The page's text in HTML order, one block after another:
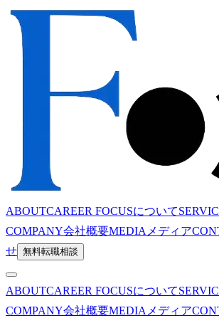
ABOUTCAREER FOCUSについて
COMPANY会社概要MEDIA メディア
せ 無料転職相談
ABOUTCAREER FOCUSについて
COMPANY会社概要MEDIA メディア